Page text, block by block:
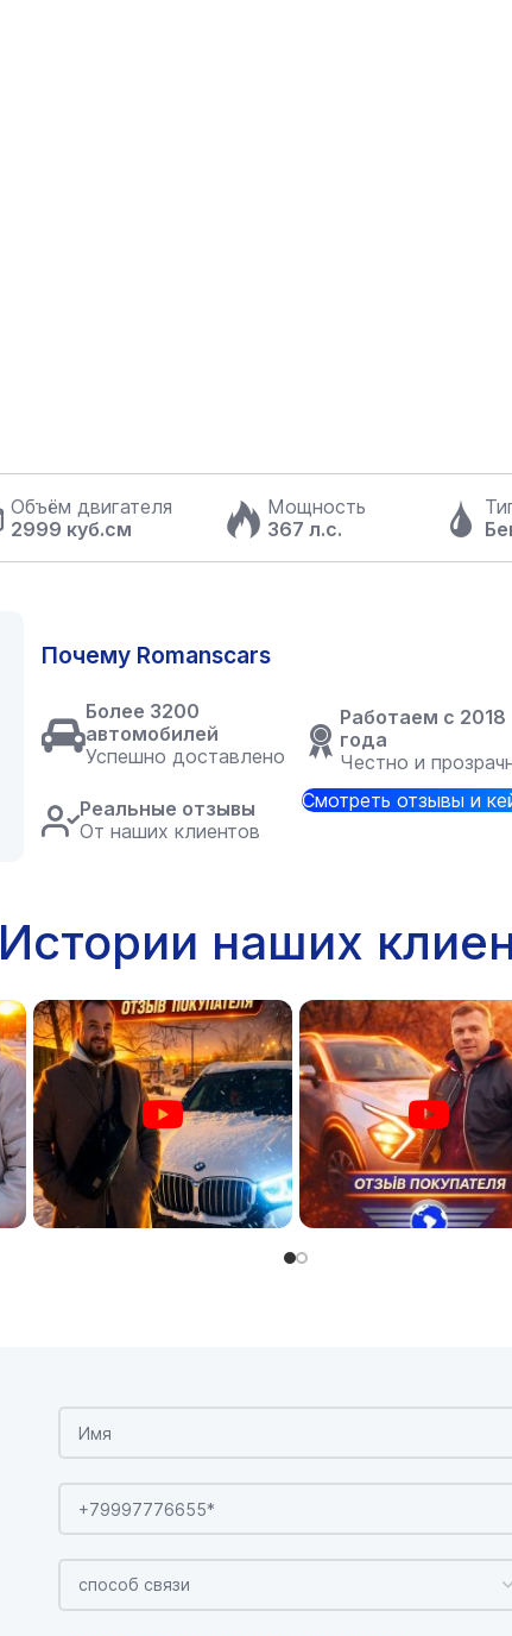
Объём двигателя
2999 куб.см
Мощность
367 л.с.
Почему Romanscars
Более 3200
автомобилей
Успешно доставлено
Работаем с 2018
года
Честно и
Реальные отзывы
От наших клиентов
Смотреть отзывы и
Истории наших